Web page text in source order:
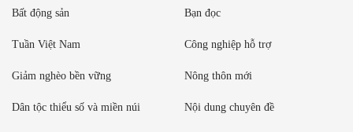
Bất động sản Bạn đọc
Tuần Việt Nam Công nghiệp hỗ trợ
Giảm nghèo bền vững Nông thôn mới
Dân tộc thiểu số và miền núi Nội dung chuyên đề